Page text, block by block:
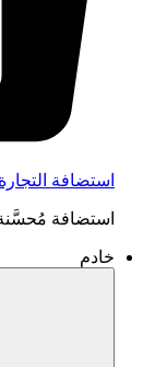
استضافة
استضافة مُحسَّنة
خادم